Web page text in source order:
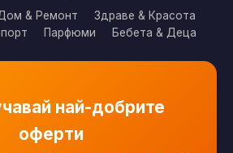
& Ремонт
Здраве & Красота
Парфюми Бебета & Деца
най-добрите
оферти